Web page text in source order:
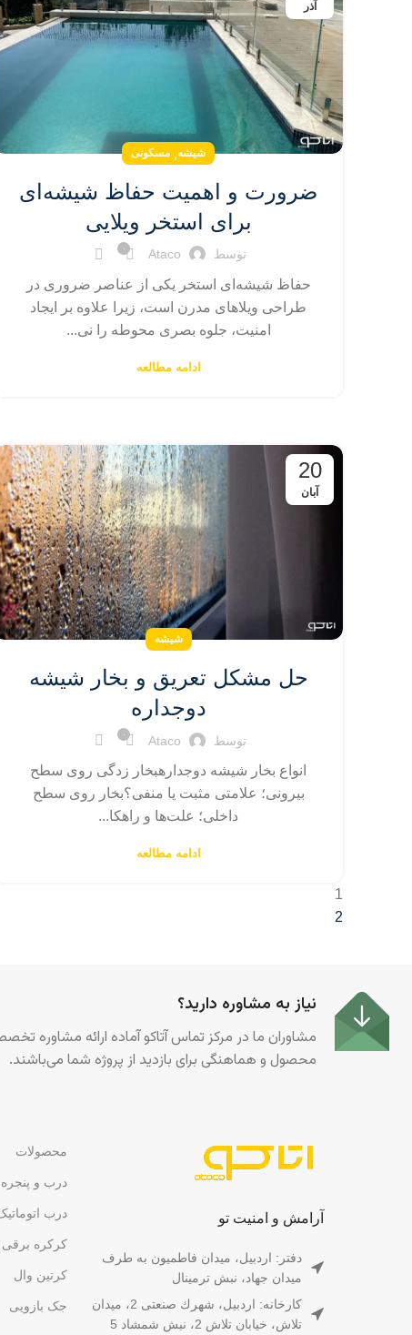
آذر
شیشه, مسکونی
ضرورت و اهمیت حفاظ شیشه‌ای
برای استخر ویلایی
توسط Ataco ۰
حفاظ شیشه‌ای استخر یکی از عناصر ضروری در
طراحی ویلاهای مدرن است، زیرا علاوه بر ایجاد
امنیت، جلوه بصری محوطه را نی...
ادامه مطالعه
20
آبان
شیشه
حل مشکل تعریق و بخار شیشه
دوجداره
توسط Ataco ۰
انواع بخار شیشه دوجدارهبخار زدگی روی سطح
بیرونی؛ علامتی مثبت یا منفی؟بخار روی سطح
داخلی؛ علت‌ها و راهکا...
ادامه مطالعه
1
2
نیاز به مشاوره دارید؟
مشاوران ما در مرکز تماس آتاکو آماده ارائه مشاوره
محصول و هماهنگی برای بازدید از پروژه شما می‌باشند.
آرامش و امنیت تو
دفتر: اردبیل، میدان فاطمیون به طرف
میدان جهاد، نبش ترمینال
کارخانه: اردبیل، شهرك صنعتى 2، ميدان
تلاش، خيابان تلاش 2، نبش شمشاد 5
محصولات
درب و پنجره
درب
کرکره برقی
کرتین وال
جک بازویی